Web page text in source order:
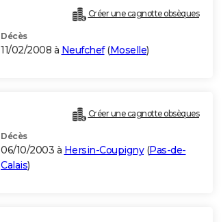
Créer une cagnotte obsèques
Décès
11/02/2008 à Neufchef(Moselle)
Créer une cagnotte obsèques
Décès
06/10/2003 à Hersin-Coupigny(Pas-de-
Calais)